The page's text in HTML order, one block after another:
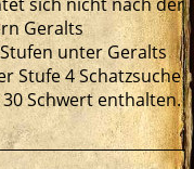
Geralts
unter Geralts
Stufe 4 Schatzsuche
Schwert enthalten.